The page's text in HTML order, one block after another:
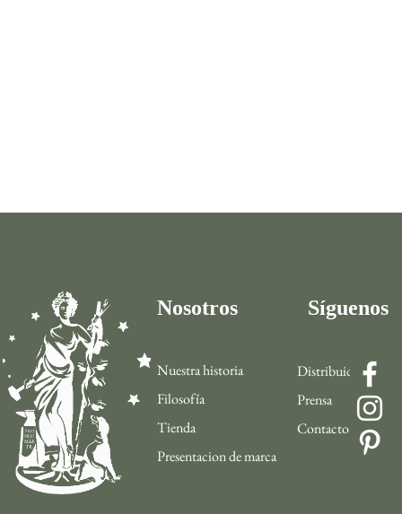
Nosotros
Nuestra historia
Filosofía
Tienda
Presentacion de marca
Distribuidor
Prensa
Contacto
Síguenos